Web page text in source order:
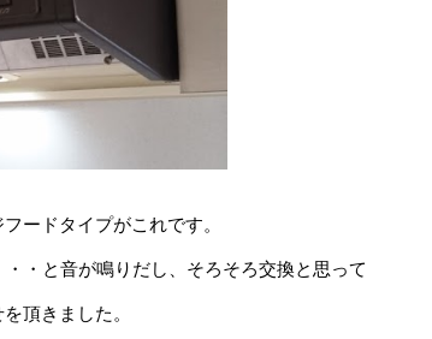
ードタイプがこれです。
・と音が鳴りだし、そろそろ交換と思って
頂きました。